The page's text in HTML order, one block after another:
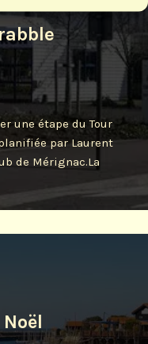
une étape du Tour
par Laurent
de Mérignac.La